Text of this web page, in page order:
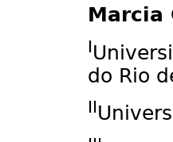
Marcia
I
do Rio
II